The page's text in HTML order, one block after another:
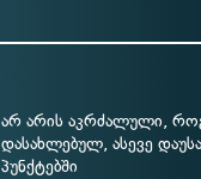
არ არის აკრძალული,
დასახლებულ, ასევე
პუნქტებში